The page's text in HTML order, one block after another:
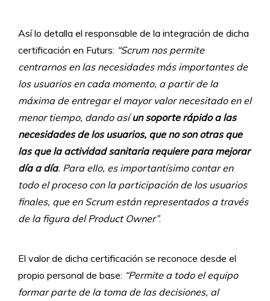
Así lo detalla el responsable de la integración de dicha
certificación en Futurs: “Scrum nos permite
centrarnos en las necesidades más importantes de
los usuarios en cada momento, a partir de la
máxima de entregar el mayor valor necesitado en el
menor tiempo, dando asíun soporte rápido a las
necesidades de los usuarios, que no son otras que
las que la actividad sanitaria requiere para mejorar
día a día. Para ello, es importantísimo contar en
todo el proceso con la participación de los usuarios
finales, que en Scrum están representados a través
de la figura del Product Owner”.
El valor de dicha certificación se reconoce desde el
propio personal de base: “Permite a todo el equipo
formar parte de la toma de las decisiones, al